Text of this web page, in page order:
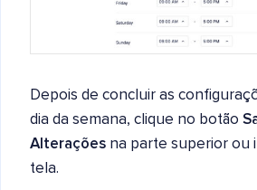
Depois de concluir as
dia da semana, clique no botão
Alterações na parte superior ou
tela.